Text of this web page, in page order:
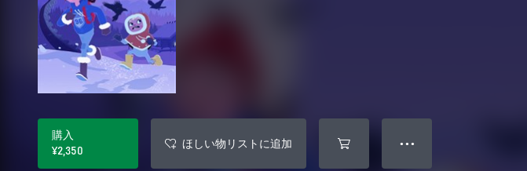
購入
¥2,350
ほしい物リストに追加 ● ● ●